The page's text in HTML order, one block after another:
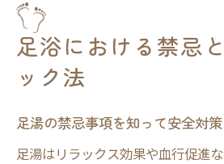
足浴における禁忌
ック法
足湯の禁忌事項を知って安全対
足湯はリラックス効果や血行促進